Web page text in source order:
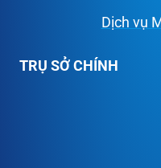
Dịch vụ
TRỤ SỞ CHÍNH